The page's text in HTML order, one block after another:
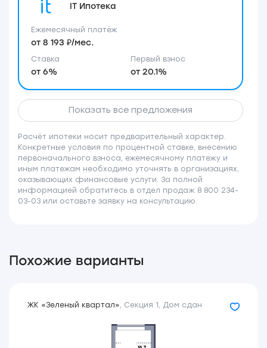
IT Ипотека
Ставка
от 6%
Первый взнос
от 20.1%
Ежемесячный платёж
от 8 193 ₽/мес.
Показать все предложения
Расчёт ипотеки носит предварительный характер.
Конкретные условия по процентной ставке, внесению
первоначального взноса, ежемесячному платежу и
иным платежам необходимо уточнять в организациях,
оказывающих финансовые услуги. За полной
информацией обратитесь в отдел продаж 8 800 234-
03-03 или оставьте заявку на консультацию.
Похожие варианты
ЖК «Зеленый квартал», Секция 1 , Дом сдан